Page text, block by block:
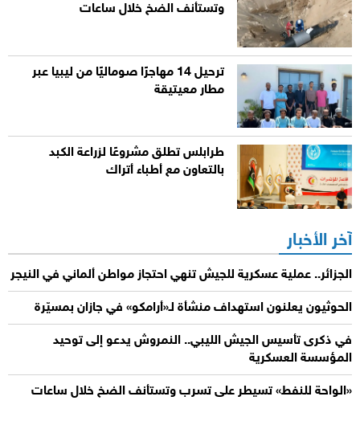
وتستأنف الضخ خلال ساعات
ترحيل 14 مهاجرًا صوماليًا من ليبيا عبر
مطار معيتيقة
طرابلس تطلق مشروعًا لزراعة الكبد
بالتعاون مع أطباء أتراك
آخر الأخبار
الجزائر.. عملية عسكرية للجيش تنهي احتجاز مواطن ألماني في النيجر
الحوثيون يعلنون استهداف منشأة لـ«أرامكو» في جازان بمسيّرة
في ذكرى تأسيس الجيش الليبي.. النمروش يدعو إلى توحيد
المؤسسة العسكرية
«الواحة للنفط» تسيطر على تسرب وتستأنف الضخ خلال ساعات